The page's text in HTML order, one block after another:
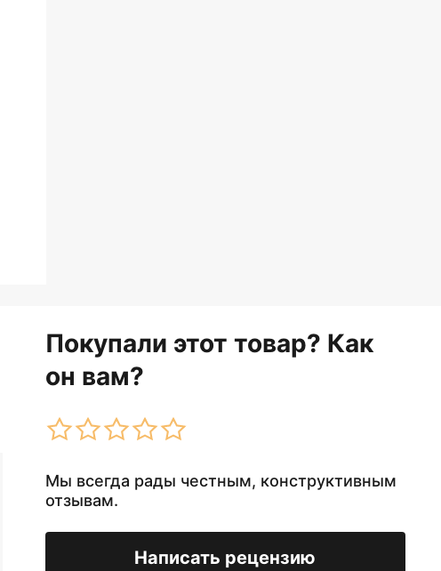
Покупали этот товар? Как
он вам?
Мы всегда рады честным, конструктивным
отзывам.
Написать рецензию